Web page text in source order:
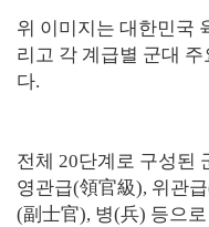
위 이미지는 대한민국
리고 각 계급별 군대
다.
전체 20단계로 구성된
영관급(領官級), 위관
(副士官), 병(兵) 등으